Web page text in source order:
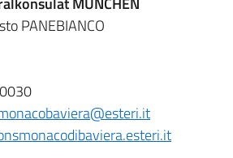
PANEBIANCO